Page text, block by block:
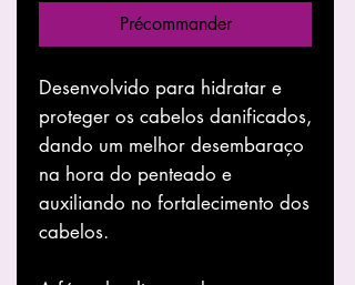
Précommander
Desenvolvido para hidratar e
proteger os cabelos danificados,
dando um melhor desembaraço
na hora do penteado e
auxiliando no fortalecimento dos
cabelos.